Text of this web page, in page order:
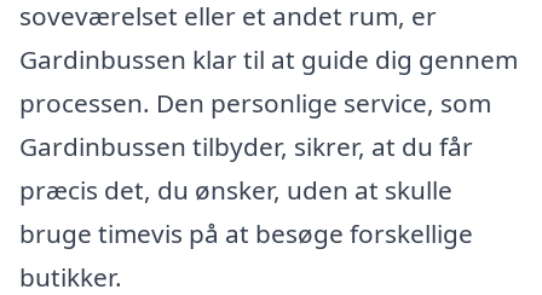
soveværelset eller et andet rum, er
Gardinbussen klar til at guide dig gennem
processen. Den personlige service, som
Gardinbussen tilbyder, sikrer, at du får
præcis det, du ønsker, uden at skulle
bruge timevis på at besøge forskellige
butikker.